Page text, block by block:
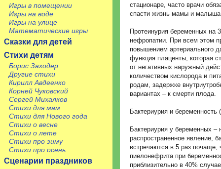
Игры в помещении
Игры на воде
Игры на улице
Математические игры
Сказки для детей
Стихи детям
Борис Заходер
Другие стихи
Кирилл Авдеенко
Корней Чуковский
Сергей Михалков
Стихи для мам
Стихи для Нового года
Стихи о весне
Стихи о лете
Стихи про зиму
Стихи про осень
Сценарии праздников
стационаре, часто врачи
спасти жизнь мамы и
Протеинурия беременных на
нефропатии. При всем этом
повышением артериального
функция плаценты, которая
от негативных наружный
количеством кислорода и
родам, задержке
вариантах – к смерти плода.
Бактериурия и беременность
Бактериурия у беременных –
распространенное явление,
встречаются в 5 раз почаще,
пиелонефрита при
приблизительно в 40%